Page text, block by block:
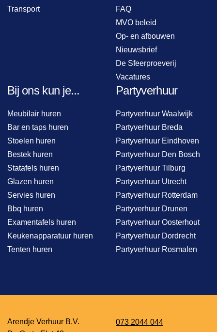
Transport
FAQ
MVO beleid
Op- en afbouwen
Nieuwsbrief
De Sfeerproeverij
Vacatures
Bij ons kun je...
Meubilair huren
Bar en taps huren
Stoelen huren
Bestek huren
Statafels huren
Glazen huren
Servies huren
Bbq huren
Examentafels huren
Keukenapparatuur huren
Tenten huren
Partyverhuur
Partyverhuur Waalwijk
Partyverhuur Breda
Partyverhuur Eindhoven
Partyverhuur Den Bosch
Partyverhuur Tilburg
Partyverhuur Utrecht
Partyverhuur Rotterdam
Partyverhuur Drunen
Partyverhuur Oosterhout
Partyverhuur Dordrecht
Partyverhuur Rosmalen
Arendje Verhuur B.V.
073 2044 044